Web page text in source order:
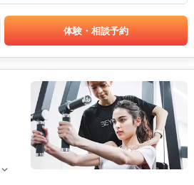
体験・相談予約